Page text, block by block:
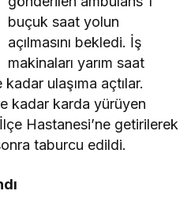
buçuk saat yolun
açılmasını bekledi. İş
makinaları yarım saat
ulaşıma açtılar.
kadar karda yürüyen
Hastanesi’ne getirilerek
taburcu edildi.